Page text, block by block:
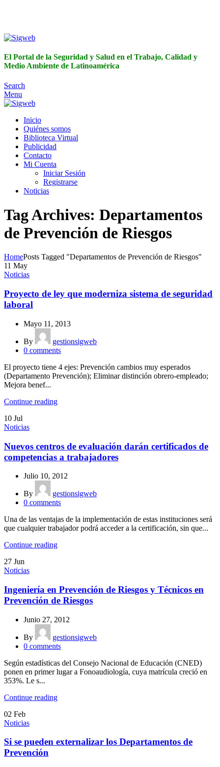
El Portal de la Seguridad y Salud en el Trabajo, Calidad y
Medio Ambiente de Latinoamérica
Search
Menu
Inicio
Quiénes somos
Biblioteca Virtual
Publicidad
Contacto
Mi Cuenta
Iniciar Sesión
Registrarse
Noticias
Tag Archives: Departamentos
de Prevención de Riesgos
HomePosts Tagged "Departamentos de Prevención de Riesgos"
11 May
Noticias
Proyecto de ley que moderniza sistema de seguridad
laboral
Mayo 11, 2013
By
gestionsigweb
0 comments
El proyecto tiene 4 ejes: Prevención cambios muy esperados
(Departamento Prevención); Eliminar distinción obrero-empleado;
Mejora benef...
Continue reading
10 Jul
Noticias
Nuevos centros de evaluación darán certificados de
competencias a trabajadores
Julio 10, 2012
By
gestionsigweb
0 comments
Una de las ventajas de la implementación de estas instituciones será
que cualquier trabajador podrá acceder a la certificación, sin que...
Continue reading
27 Jun
Noticias
Ingeniería en Prevención de Riesgos y Técnicos en
Prevención de Riesgos
Junio 27, 2012
By
gestionsigweb
0 comments
Según estadísticas del Consejo Nacional de Educación (CNED)
ponen en primer lugar a Fonoaudiología, cuya matrícula creció en
353%. Le s...
Continue reading
02 Feb
Noticias
Si se pueden externalizar los Departamentos de
Prevención